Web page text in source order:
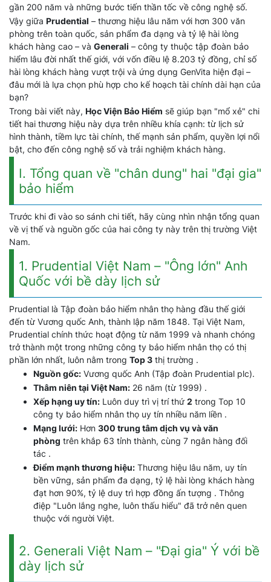
gần 200 năm và những bước tiến thần tốc về công nghệ số.
Vậy giữa Prudential – thương hiệu lâu năm với hơn 300 văn
phòng trên toàn quốc, sản phẩm đa dạng và tỷ lệ hài lòng
khách hàng cao – và Generali – công ty thuộc tập đoàn bảo
hiểm lâu đời nhất thế giới, với vốn điều lệ 8.203 tỷ đồng, chỉ số
hài lòng khách hàng vượt trội và ứng dụng GenVita hiện đại –
đâu mới là lựa chọn phù hợp cho kế hoạch tài chính dài hạn của
bạn?
Trong bài viết này, Học Viện Bảo Hiểm sẽ giúp bạn "mổ xẻ" chi
tiết hai thương hiệu này dựa trên nhiều khía cạnh: từ lịch sử
hình thành, tiềm lực tài chính, thế mạnh sản phẩm, quyền lợi nổi
bật, cho đến công nghệ số và trải nghiệm khách hàng.
I. Tổng quan về "chân dung" hai "đại gia"
bảo hiểm
Trước khi đi vào so sánh chi tiết, hãy cùng nhìn nhận tổng quan
về vị thế và nguồn gốc của hai công ty này trên thị trường Việt
Nam.
1. Prudential Việt Nam – "Ông lớn" Anh
Quốc với bề dày lịch sử
Prudential là Tập đoàn bảo hiểm nhân thọ hàng đầu thế giới
đến từ Vương quốc Anh, thành lập năm 1848. Tại Việt Nam,
Prudential chính thức hoạt động từ năm 1999 và nhanh chóng
trở thành một trong những công ty bảo hiểm nhân thọ có thị
phần lớn nhất, luôn nằm trong Top 3 thị trường .
Nguồn gốc: Vương quốc Anh (Tập đoàn Prudential plc).
Thâm niên tại Việt Nam: 26 năm (từ 1999) .
Xếp hạng uy tín: Luôn duy trì vị trí thứ 2 trong Top 10
công ty bảo hiểm nhân thọ uy tín nhiều năm liền .
Mạng lưới: Hơn 300 trung tâm dịch vụ và văn
phòng trên khắp 63 tỉnh thành, cùng 7 ngân hàng đối
tác .
Điểm mạnh thương hiệu: Thương hiệu lâu năm, uy tín
bền vững, sản phẩm đa dạng, tỷ lệ hài lòng khách hàng
đạt hơn 90%, tỷ lệ duy trì hợp đồng ấn tượng . Thông
điệp "Luôn lắng nghe, luôn thấu hiểu" đã trở nên quen
thuộc với người Việt.
2. Generali Việt Nam – "Đại gia" Ý với bề
dày lịch sử